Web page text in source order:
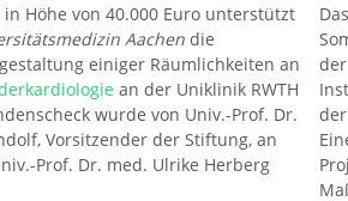
Höhe von 40.000 Euro unterstützt
Aachen die
einiger Räumlichkeiten an
an der Uniklinik RWTH
wurde von Univ.-Prof. Dr.
Vorsitzender der Stiftung, an
Prof. Dr. med. Ulrike Herberg